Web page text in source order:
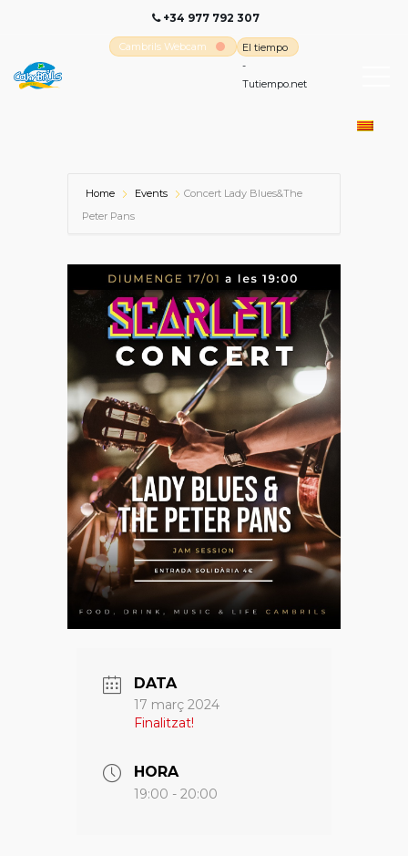
+34 977 792 307
Cambrils Webcam
El tiempo
-
Tutiempo.net
Home Events
Concert Lady Blues&The
Peter Pans
DATA
17 març 2024
Finalitzat!
HORA
19:00 - 20:00